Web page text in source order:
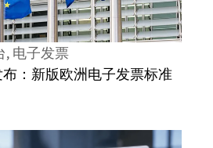
票
值
得
企
注？
正
式
发
布：
, 电子发票
布：新版欧洲电子发票标准